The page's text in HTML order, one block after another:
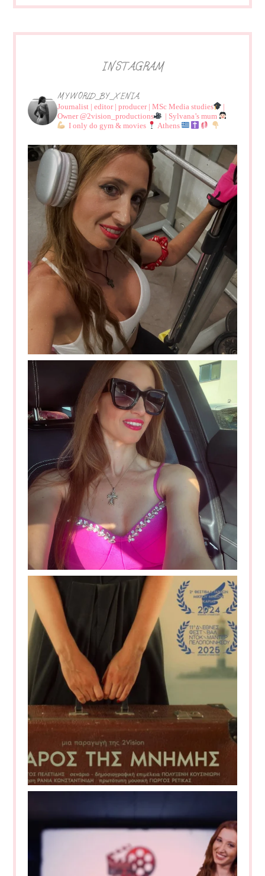
INSTAGRAM
MYWORLD_BY_XENIA
Journalist | editor | producer | MSc Media studies
|
Owner @2vision_productions
| Sylvana’s mum
I only do gym & movies
Athens